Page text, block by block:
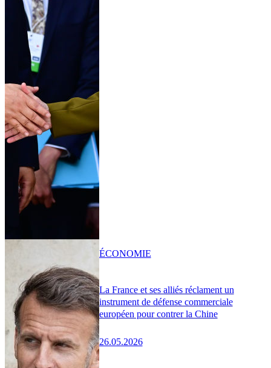
La France et ses alliés réclament un
instrument de défense commerciale
européen pour contrer la Chine
26.05.2026
ÉCONOMIE